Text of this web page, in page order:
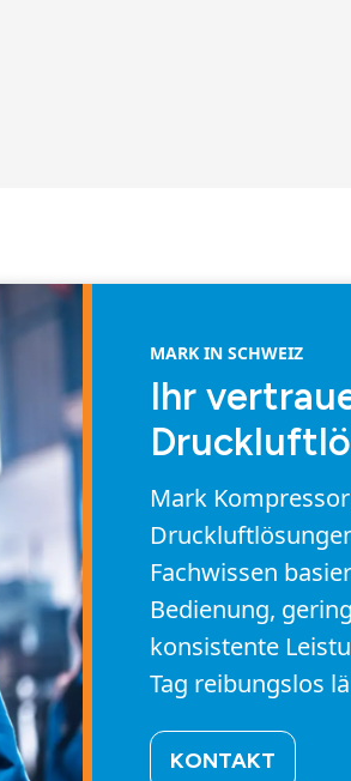
MARK IN SCHWEIZ
Ihr
Mark
Fachwissen
Bedienung,
konsistente
Tag reibungslos
KONTAKT